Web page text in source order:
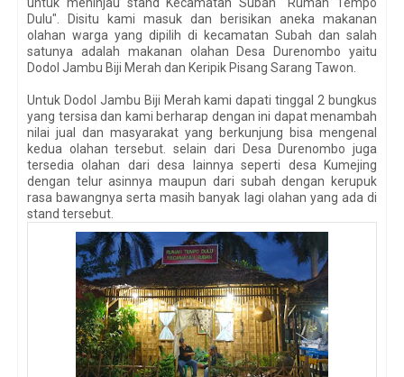
Dulu". Disitu kami masuk dan berisikan aneka makanan
olahan warga yang dipilih di kecamatan Subah dan salah
satunya adalah makanan olahan Desa Durenombo yaitu
Dodol Jambu Biji Merah dan Keripik Pisang Sarang Tawon.
Untuk Dodol Jambu Biji Merah kami dapati tinggal 2 bungkus
yang tersisa dan kami berharap dengan ini dapat menambah
nilai jual dan masyarakat yang berkunjung bisa mengenal
kedua olahan tersebut. selain dari Desa Durenombo juga
tersedia olahan dari desa lainnya seperti desa Kumejing
dengan telur asinnya maupun dari subah dengan kerupuk
rasa bawangnya serta masih banyak lagi olahan yang ada di
stand tersebut.